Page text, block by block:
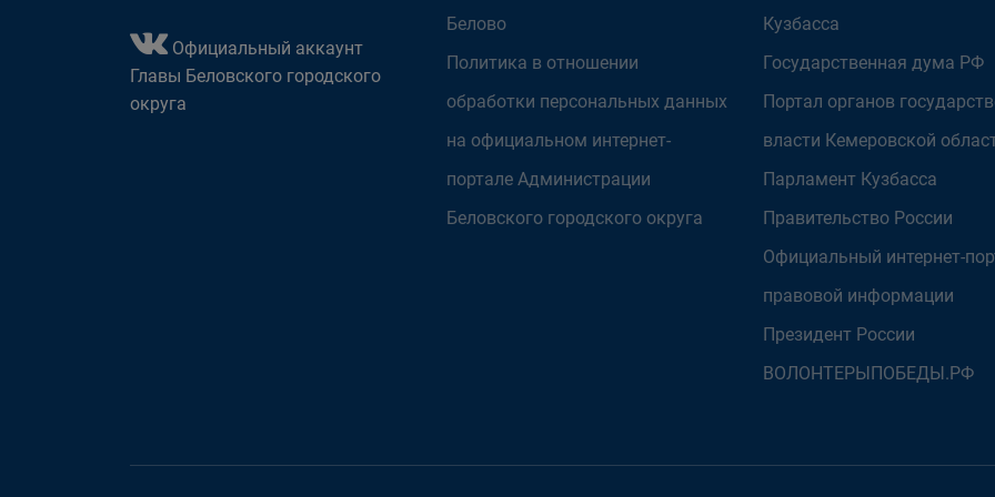
Официальный аккаунт
Главы Беловского городского
округа
Белово
Политика в отношении
обработки персональных данных
на официальном интернет-
портале Администрации
Беловского городского округа
Кузбасса
Государственная дума РФ
Портал органов
власти Кемеровской
Парламент Кузбасса
Правительство России
Официальный интернет-
правовой информации
Президент России
ВОЛОНТЕРЫПОБЕДЫ.РФ